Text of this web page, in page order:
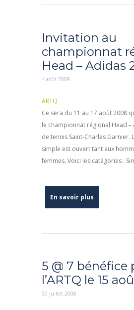
Invitation au
championnat
Head – Adidas
4 août 2008
ARTQ
Ce sera du 11 au 17 août 2008
le championnat régional Head –
de tennis Saint-Charles Garnier.
simple est ouvert tant aux
femmes. Voici les catégories :
En savoir plus
5 @ 7 bénéfice
l’ARTQ le 15
30 juillet 2008